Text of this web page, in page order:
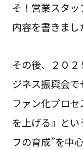
そ！営業スタ
内容を書きまし
その後、２０
ジネス振興会
ファン化プロ
を上げる』と
フの育成”を中